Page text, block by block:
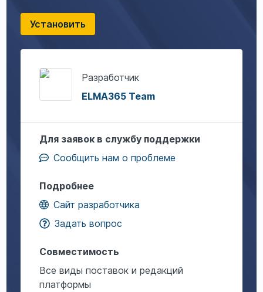
Установить
Разработчик
ELMA365 Team
Для заявок в службу поддержки
Сообщить нам о проблеме
Подробнее
Сайт разработчика
Задать вопрос
Совместимость
Все виды поставок и редакций
платформы